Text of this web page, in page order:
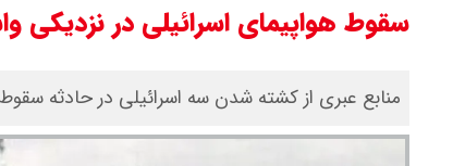
سقوط هواپیمای اسرائیلی در نزدیکی
منابع عبری از کشته شدن سه اسرائیلی در حادثه